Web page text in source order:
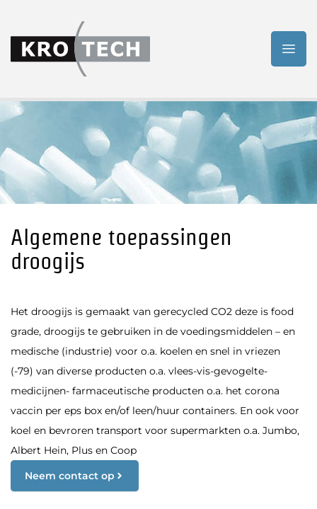
Algemene toepassingen
droogijs
Het droogijs is gemaakt van gerecycled CO2 deze is food
grade, droogijs te gebruiken in de voedingsmiddelen – en
medische (industrie) voor o.a. koelen en snel in vriezen
(-79) van diverse producten o.a. vlees-vis-gevogelte-
medicijnen- farmaceutische producten o.a. het corona
vaccin per eps box en/of leen/huur containers. En ook voor
koel en bevroren transport voor supermarkten o.a. Jumbo,
Albert Hein, Plus en Coop
Neem contact op